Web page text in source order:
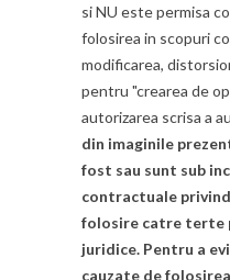
si NU este permisa
folosirea in scopuri
modificarea,
pentru "crearea de
autorizarea scrisa a
din imaginile
fost sau sunt sub
contractuale
folosire catre terte
juridice. Pentru a
cauzate de